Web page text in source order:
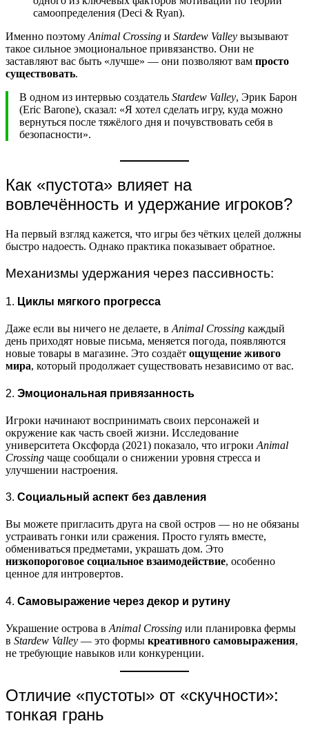
самоопределения (Deci & Ryan).
Именно поэтому Animal Crossing и Stardew Valley вызывают
такое сильное эмоциональное привязанство. Они не
заставляют вас быть «лучше» — они позволяют вам просто
существовать.
В одном из интервью создатель Stardew Valley, Эрик Барон
(Eric Barone), сказал: «Я хотел сделать игру, куда можно
вернуться после тяжёлого дня и почувствовать себя в
безопасности».
Как «пустота» влияет на
вовлечённость и удержание игроков?
На первый взгляд кажется, что игры без чётких целей должны
быстро надоесть. Однако практика показывает обратное.
Механизмы удержания через пассивность:
1. Циклы мягкого прогресса
Даже если вы ничего не делаете, в Animal Crossing каждый
день приходят новые письма, меняется погода, появляются
новые товары в магазине. Это создаёт ощущение живого
мира, который продолжает существовать независимо от вас.
2. Эмоциональная привязанность
Игроки начинают воспринимать своих персонажей и
окружение как часть своей жизни. Исследование
университета Оксфорда (2021) показало, что игроки Animal
Crossing чаще сообщали о снижении уровня стресса и
улучшении настроения.
3. Социальный аспект без давления
Вы можете пригласить друга на свой остров — но не обязаны
устраивать гонки или сражения. Просто гулять вместе,
обмениваться предметами, украшать дом. Это
низкопороговое социальное взаимодействие, особенно
ценное для интровертов.
4. Самовыражение через декор и рутину
Украшение острова в Animal Crossing или планировка фермы
в Stardew Valley — это формы креативного самовыражения,
не требующие навыков или конкуренции.
Отличие «пустоты» от «скучности»:
тонкая грань